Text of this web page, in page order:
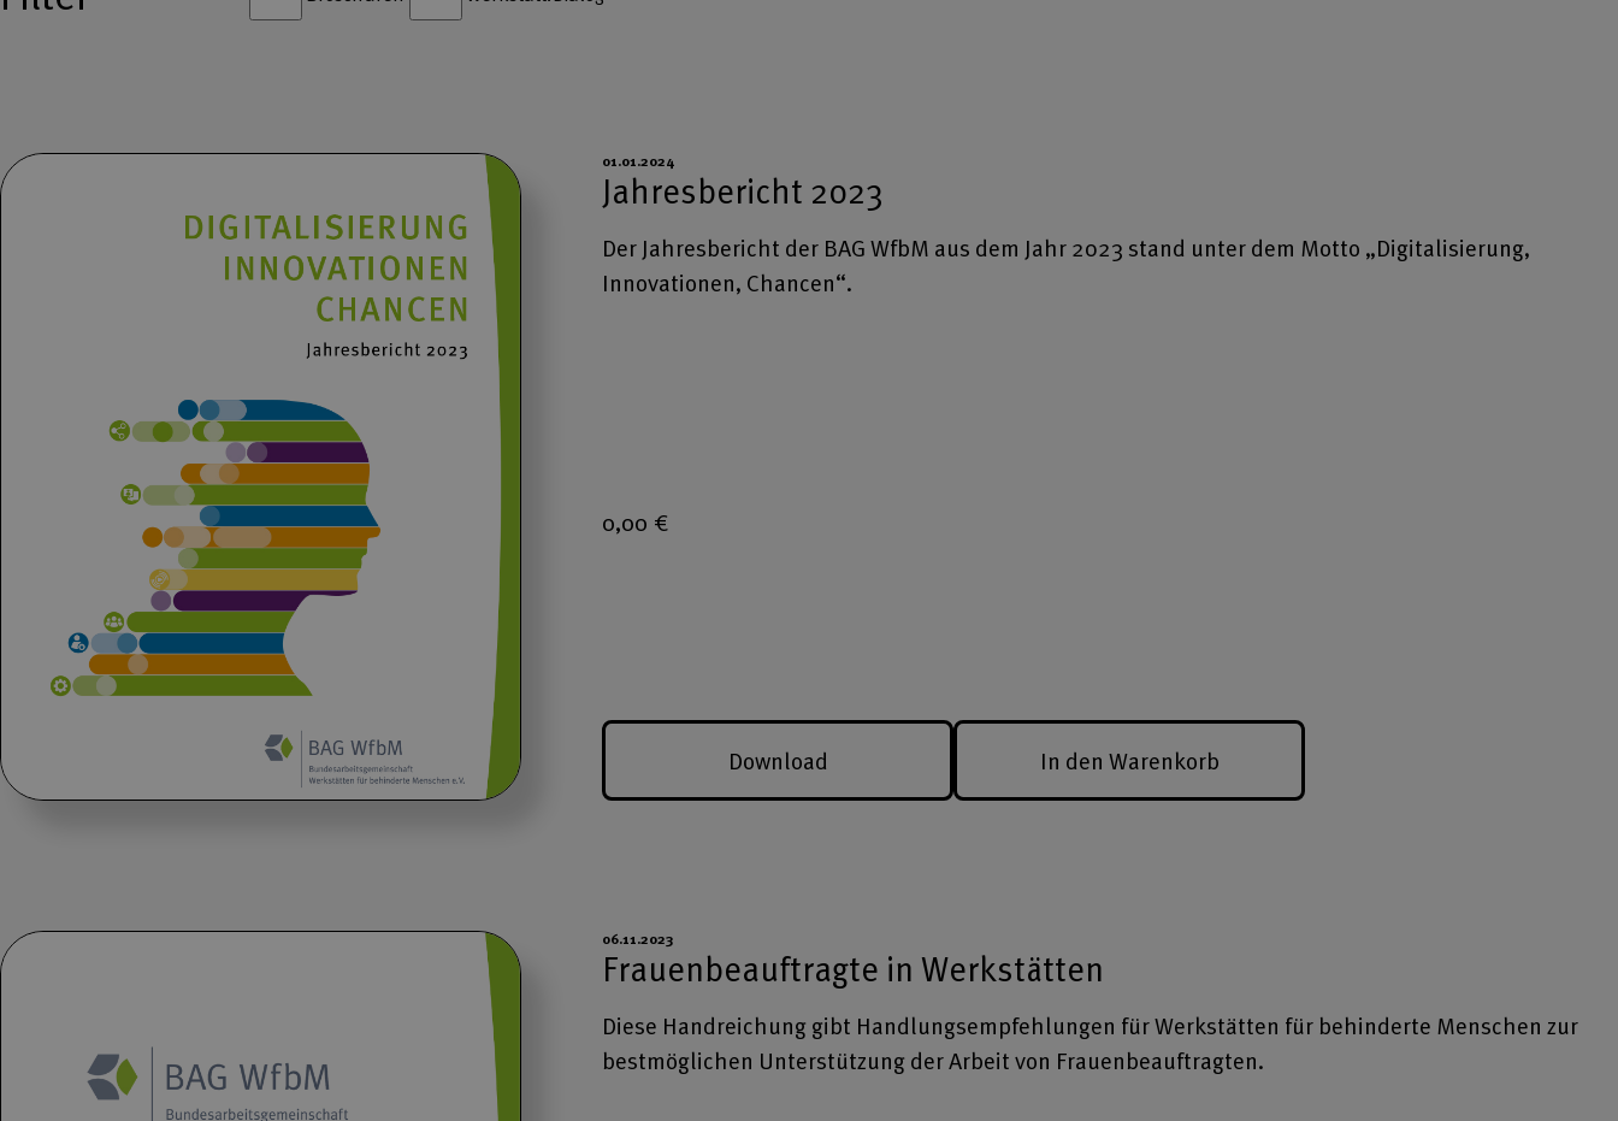
01.01.2024
Jahresbericht 2023
Der Jahresbericht der BAG WfbM aus dem Jahr 2023 stand unter dem Motto „Digitalisierung,
Innovationen, Chancen“.
0,00 €
Download In den Warenkorb
06.11.2023
Frauenbeauftragte in Werkstätten
Diese Handreichung gibt Handlungsempfehlungen für Werkstätten für behinderte Menschen zur
bestmöglichen Unterstützung der Arbeit von Frauenbeauftragten.